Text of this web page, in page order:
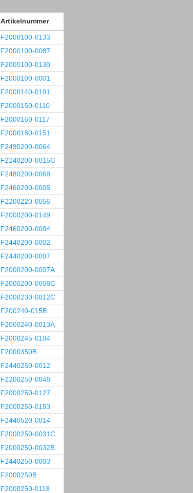
Artikelnummer
F2000100-0133
F2000100-0087
F2000100-0130
F2000100-0001
F2000140-0101
F2000150-0110
F2000160-0117
F2000180-0151
F2490200-0064
F2240200-0015C
F2480200-0068
F2460200-0005
F2200220-0056
F2000200-0149
F2460200-0004
F2440200-0002
F2440200-0007
F2000200-0007A
F2000200-0008C
F2000230-0012C
F200240-015B
F2000240-0013A
F2000245-0104
F2000350B
F2440250-0012
F2200250-0048
F2000250-0127
F2000250-0153
F2440520-0014
F2000250-0031C
F2000250-0032B
F2440250-0003
F2000250B
F2000250-0118